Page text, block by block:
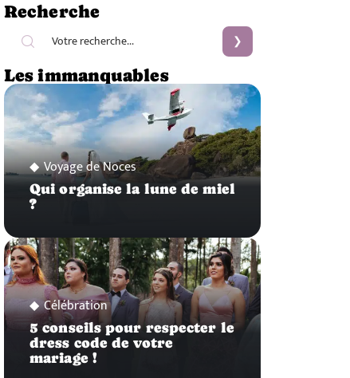
Recherche
Les immanquables
Voyage de Noces
Qui organise la lune de miel
?
Célébration
5 conseils pour respecter le
dress code de votre
mariage !